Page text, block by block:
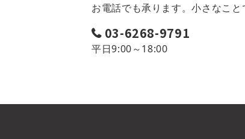
お電話でも承ります。小さなこと
03-6268-9791
平日9:00～18:00